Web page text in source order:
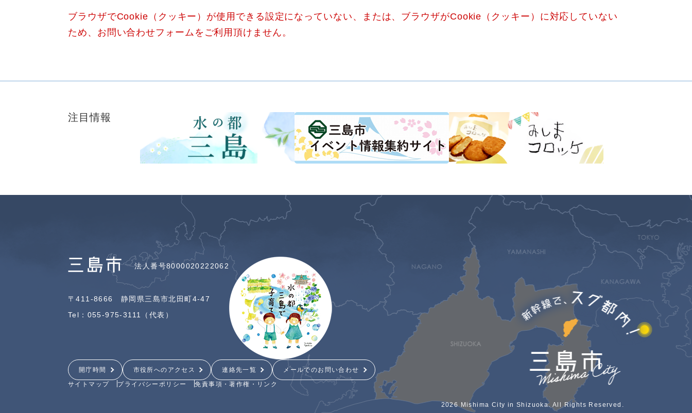
ブラウザでCookie（クッキー）が使用できる設定になっていない、または、ブラウザがCookie（クッキー）に対応していない
ため、お問い合わせフォームをご利用頂けません。
注目情報
法人番号8000020222062
〒411-8666 静岡県三島市北田町4-47
Tel：055-975-3111（代表）
開庁時間 市役所へのアクセス 連絡先一覧
メールでのお問い合わせ
サイトマップ
プライバシーポリシー 免責事項・著作権・リンク
2026 Mishima City in Shizuoka. All Rights Reserved.